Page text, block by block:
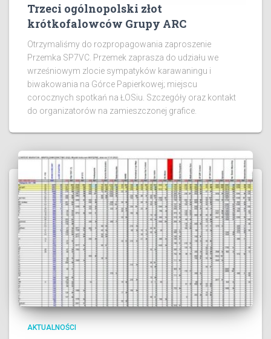
Trzeci ogólnopolski złot
krótkofalowców Grupy ARC
Otrzymaliśmy do rozpropagowania zaproszenie
Przemka SP7VC. Przemek zaprasza do udziału we
wrześniowym zlocie sympatyków karawaningu i
biwakowania na Górce Papierkowej; miejscu
corocznych spotkań na ŁOSiu. Szczegóły oraz kontakt
do organizatorów na zamieszczonej grafice.
AKTUALNOŚCI